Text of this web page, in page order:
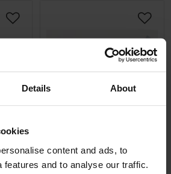
Details About
content and ads, to
and to analyse our traffic.
Lägg till i önskelista
1 par. Universal.
Lägg